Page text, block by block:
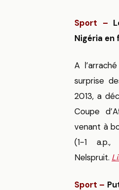
Sport –
Nigéria en
A
surprise
2013, a
Coupe
venant à
(1-1
Nelspruit.
Sport –